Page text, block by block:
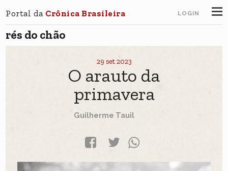
Portal da Crônica Brasileira LOGIN
rés do chão
29 set 2023
O arauto da
primavera
Guilherme Tauil